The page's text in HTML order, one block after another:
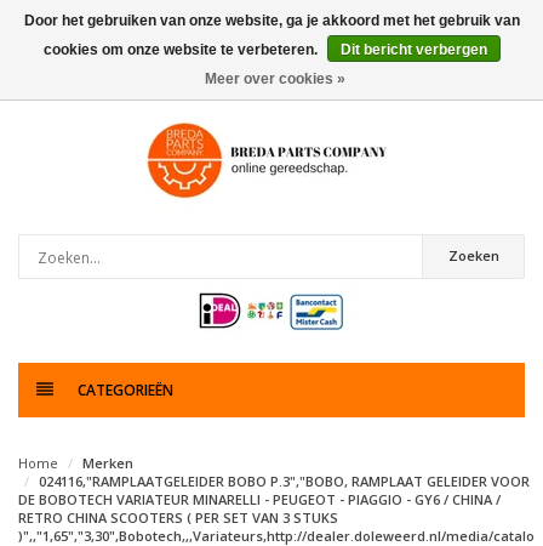
0artikelen
Zoeken
CATEGORIEËN
Home
Merken
024116,"RAMPLAATGELEIDER BOBO P.3","BOBO, RAMPLAAT GELEIDER VOOR
DE BOBOTECH VARIATEUR MINARELLI - PEUGEOT - PIAGGIO - GY6 / CHINA /
RETRO CHINA SCOOTERS ( PER SET VAN 3 STUKS
)",,"1,65","3,30",Bobotech,,,Variateurs,http://dealer.doleweerd.nl/media/catalo
Door het gebruiken van onze website, ga je akkoord met het gebruik van
cookies om onze website te verbeteren.
Dit bericht verbergen
Meer over cookies »